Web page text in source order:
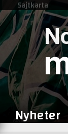
Sajtkarta
Nyheter